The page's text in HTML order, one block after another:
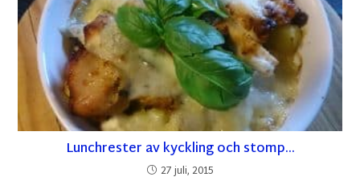
Lunchrester av kyckling och stomp…
27 juli, 2015